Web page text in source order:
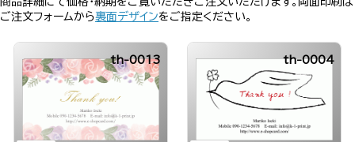
ご注文フォームから裏面デザインをご指定ください。
th-0013 th-0004